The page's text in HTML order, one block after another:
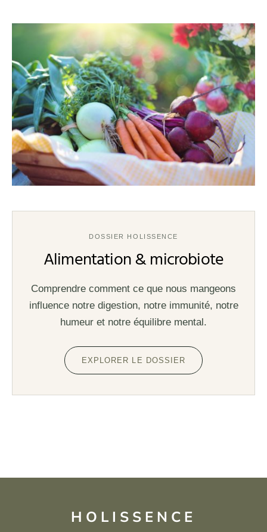
DOSSIER HOLISSENCE
Alimentation & microbiote
Comprendre comment ce que nous mangeons
influence notre digestion, notre immunité, notre
humeur et notre équilibre mental.
EXPLORER LE DOSSIER
HOLISSENCE